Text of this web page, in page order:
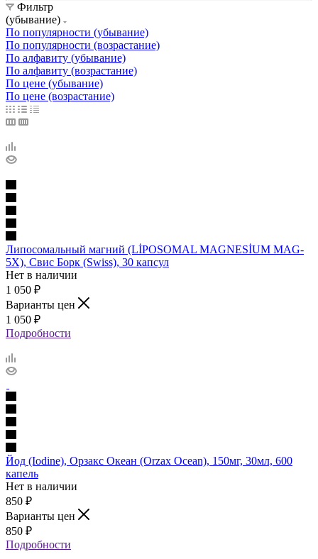
Фильтр
(убывание)
По популярности (убывание)
По популярности (возрастание)
По алфавиту (убывание)
По алфавиту (возрастание)
По цене (убывание)
По цене (возрастание)
Липосомальный магний (LİPOSOMAL MAGNESİUM MAG-
5X), Свис Борк (Swiss), 30 капсул
Нет в наличии
1 050 ₽
Варианты цен
1 050 ₽
Подробности
Йод (Iodine), Орзакс Океан (Orzax Ocean), 150мг, 30мл, 600
капель
Нет в наличии
850 ₽
Варианты цен
850 ₽
Подробности